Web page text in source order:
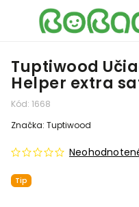
Tuptiwood
Helper extra
Kód: 1668
Tip
Značka: Tuptiwood